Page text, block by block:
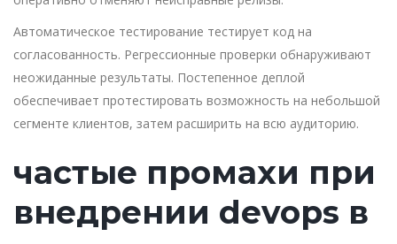
Автоматическое тестирование тестирует код на
согласованность. Регрессионные проверки обнаруживают
неожиданные результаты. Постепенное деплой
обеспечивает протестировать возможность на небольшой
сегменте клиентов, затем расширить на всю аудиторию.
частые промахи при
внедрении devops в